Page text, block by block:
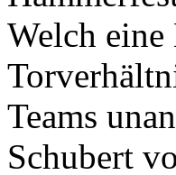
Welch
Teams
Schubert